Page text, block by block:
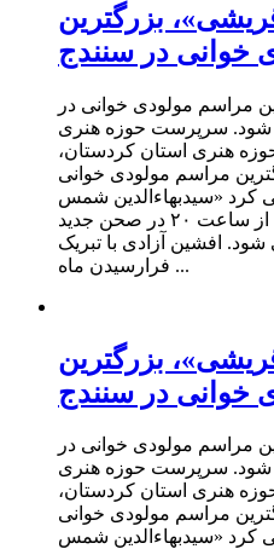
بزرگترین
خوانی در سنندج
مراسم مولودی خوانی در
شود. سرپرست حوزه هنری
هنری استان کردستان،
مراسم مولودی خوانی
کرد «سیدبهاءالدین شمس
قریشی» چهارشنبه ۵ مهر ماه از ساعت ۲۰ در صحن جدید
افشین آزادی با تبریک
فرارسیدن ماه ...
بزرگترین
خوانی در سنندج
مراسم مولودی خوانی در
شود. سرپرست حوزه هنری
هنری استان کردستان،
مراسم مولودی خوانی
کرد «سیدبهاءالدین شمس